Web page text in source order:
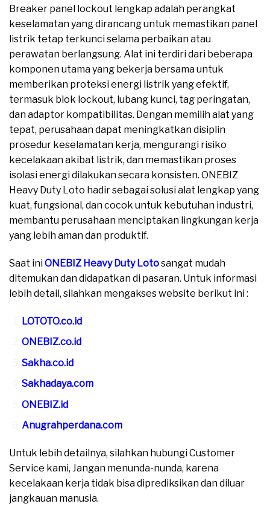
Breaker panel lockout lengkap adalah perangkat
keselamatan yang dirancang untuk memastikan panel
listrik tetap terkunci selama perbaikan atau
perawatan berlangsung. Alat ini terdiri dari beberapa
komponen utama yang bekerja bersama untuk
memberikan proteksi energi listrik yang efektif,
termasuk blok lockout, lubang kunci, tag peringatan,
dan adaptor kompatibilitas. Dengan memilih alat yang
tepat, perusahaan dapat meningkatkan disiplin
prosedur keselamatan kerja, mengurangi risiko
kecelakaan akibat listrik, dan memastikan proses
isolasi energi dilakukan secara konsisten. ONEBIZ
Heavy Duty Loto hadir sebagai solusi alat lengkap yang
kuat, fungsional, dan cocok untuk kebutuhan industri,
membantu perusahaan menciptakan lingkungan kerja
yang lebih aman dan produktif.
Saat iniONEBIZ Heavy Duty Lotosangat mudah
ditemukan dan didapatkan di pasaran. Untuk informasi
lebih detail, silahkan mengakses website berikut ini :
LOTOTO.co.id
ONEBIZ.co.id
Sakha.co.id
Sakhadaya.com
ONEBIZ.id
Anugrahperdana.com
Untuk lebih detailnya, silahkan hubungi Customer
Service kami, Jangan menunda-nunda, karena
kecelakaan kerja tidak bisa diprediksikan dan diluar
jangkauan manusia.